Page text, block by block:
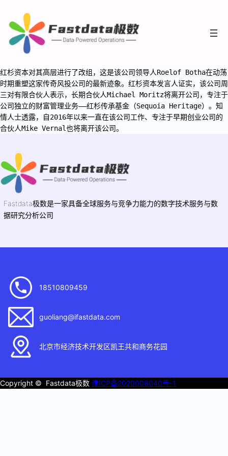
红杉资本对其高层进行了改组，这是该公司领导人Roelof Botha在动荡
时期重塑这家传奇风投公司的最新迹象。红杉资本发言人证实，该公司周
三对有限合伙人表示，长期合伙人Michael Moritz将离开公司，专注于
公司独立的财富管理业务——红杉传承基金（Sequoia Heritage）。知
情人士透露，自2016年以来一直在该公司工作、专注于早期创业公司的
合伙人Mike Vernal也将离开该公司。
Fastdata极数是一家具备全球服务与竞争力能力的数字技术服务与数
据研究分析公司
18510809459
guoliang@ifastdata.com
北京市经济技术开发区凯王共和商务花园
Copyright © Fastdata极数 津ICP备2020008040号-1